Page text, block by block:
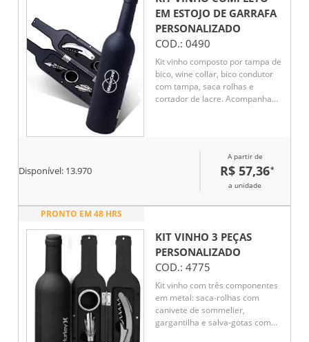
EM ESTOJO DE GARRAFA
PERSONALIZADO
COD.: 0490
Kit vinho composto por tampa de
bico, wine collar, bico condutor
com tampa, saca rolhas e
cortador de lacre. Acompanha
Disponível: 13.970
A partir de
R$ 57,36*
a unidade
PRONTO EM 48 HRS
KIT VINHO 3 PEÇAS
PERSONALIZADO
COD.: 4775
Kit vinho com três componentes
em metal: saca-rolhas com
canivete de sommelier,
gargantilha e salva-gotas com